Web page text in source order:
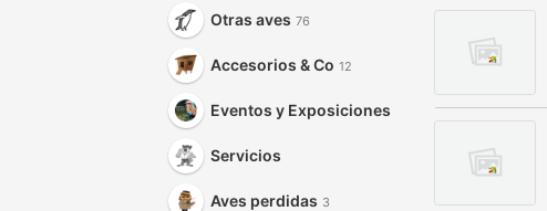
Otras aves 76
Accesorios & Co 12
Eventos y Exposiciones
Servicios
Aves perdidas 3